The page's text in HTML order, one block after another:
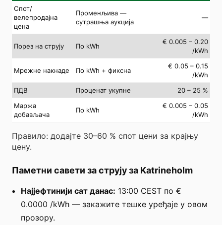
Спот/
велепродајна
цена
Променљива —
сутрашња аукција
—
Порез на струју По kWh
€ 0.005 – 0.20
/kWh
Мрежне накнаде По kWh + фиксна
€ 0.05 – 0.15
/kWh
ПДВ
Проценат укупне
20 – 25 %
Маржа
добављача
По kWh
€ 0.005 – 0.05
/kWh
Правило: додајте 30–60 % спот цени за крајњу
цену.
Паметни савети за струју за Katrineholm
Најјефтинији сат данас: 13:00 CEST по €
0.0000 /kWh — закажите тешке уређаје у овом
прозору.